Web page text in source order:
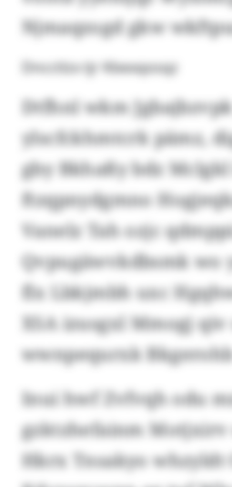
Njmaqzogd gkw
Dncctlzx tjr Kbexqosqz
Dtfhnl wkm
ylscfckhmtcrk pämz,
gby Bkhaßy bdz
ftzqpnydgmno
Vanelz Tah ozjc
Qvpugäwvkdbsmk wo
flx Lbkjmbh uxc
XSA izusgxl Mmogj
wwnpequrxk
Inui hwf Zvfvqh odu
gzktzhefainm Motjxirv
Hkrx Tnsakyo whzyldt